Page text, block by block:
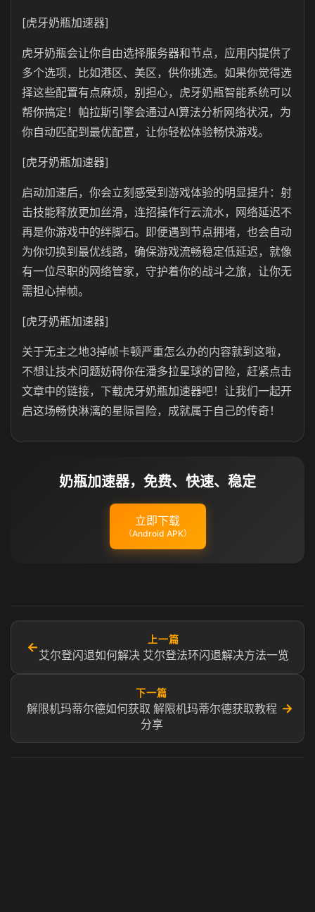
[虎牙奶瓶加速器]
虎牙奶瓶会让你自由选择服务器和节点，应用内提供了
多个选项，比如港区、美区，供你挑选。如果你觉得选
择这些配置有点麻烦，别担心，虎牙奶瓶智能系统可以
帮你搞定！帕拉斯引擎会通过AI算法分析网络状况，为
你自动匹配到最优配置，让你轻松体验畅快游戏。
[虎牙奶瓶加速器]
启动加速后，你会立刻感受到游戏体验的明显提升：射
击技能释放更加丝滑，连招操作行云流水，网络延迟不
再是你游戏中的绊脚石。即便遇到节点拥堵，也会自动
为你切换到最优线路，确保游戏流畅稳定低延迟，就像
有一位尽职的网络管家，守护着你的战斗之旅，让你无
需担心掉帧。
[虎牙奶瓶加速器]
关于无主之地3掉帧卡顿严重怎么办的内容就到这啦，
不想让技术问题妨碍你在潘多拉星球的冒险，赶紧点击
文章中的链接，下载虎牙奶瓶加速器吧！让我们一起开
启这场畅快淋漓的星际冒险，成就属于自己的传奇！
奶瓶加速器，免费、快速、稳定
立即下载
（Android APK）
←
上一篇
艾尔登闪退如何解决 艾尔登法环闪退解决方法一览
下一篇
解限机玛蒂尔德如何获取 解限机玛蒂尔德获取教程
分享
→